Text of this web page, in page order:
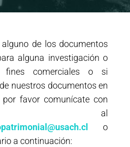
de los documentos
alguna investigación o
fines comerciales o si
nuestros documentos en
por favor comunícate con
al
o
a continuación: